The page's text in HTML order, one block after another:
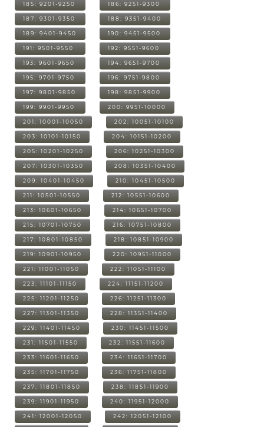
185: 9201-9250 186: 9251-9300
187: 9301-9350 188: 9351-9400
189: 9401-9450 190: 9451-9500
191: 9501-9550 192: 9551-9600
193: 9601-9650 194: 9651-9700
195: 9701-9750 196: 9751-9800
197: 9801-9850 198: 9851-9900
199: 9901-9950 200: 9951-10000
201: 10001-10050 202: 10051-10100
203: 10101-10150 204: 10151-10200
205: 10201-10250 206: 10251-10300
207: 10301-10350 208: 10351-10400
209: 10401-10450 210: 10451-10500
211: 10501-10550 212: 10551-10600
213: 10601-10650 214: 10651-10700
215: 10701-10750 216: 10751-10800
217: 10801-10850 218: 10851-10900
219: 10901-10950 220: 10951-11000
221: 11001-11050 222: 11051-11100
223: 11101-11150 224: 11151-11200
225: 11201-11250 226: 11251-11300
227: 11301-11350 228: 11351-11400
229: 11401-11450 230: 11451-11500
231: 11501-11550 232: 11551-11600
233: 11601-11650 234: 11651-11700
235: 11701-11750 236: 11751-11800
237: 11801-11850 238: 11851-11900
239: 11901-11950 240: 11951-12000
241: 12001-12050 242: 12051-12100